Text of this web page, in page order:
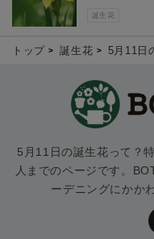
誕生花
トップ 誕生花 5月11日
5月11日の誕生花って？
人までのページです。
ーデニングにかか